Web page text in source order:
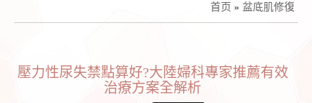
首页 » 盆底肌修復
壓力性尿失禁點算好?大陸婦科專家推薦有效
治療方案全解析